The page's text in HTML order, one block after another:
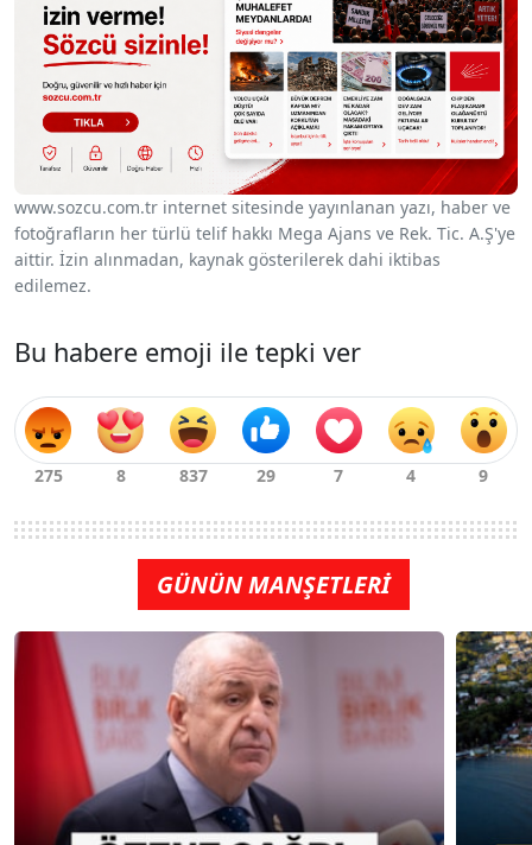
www.sozcu.com.tr internet sitesinde yayınlanan yazı, haber ve
fotoğrafların her türlü telif hakkı Mega Ajans ve Rek. Tic. A.Ş'ye
aittir. İzin alınmadan, kaynak gösterilerek dahi iktibas
edilemez.
Bu habere emoji ile tepki ver
GÜNÜN MANŞETLERİ